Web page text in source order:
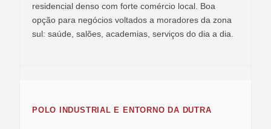
residencial denso com forte comércio local. Boa
opção para negócios voltados a moradores da zona
sul: saúde, salões, academias, serviços do dia a dia.
POLO INDUSTRIAL E ENTORNO DA DUTRA